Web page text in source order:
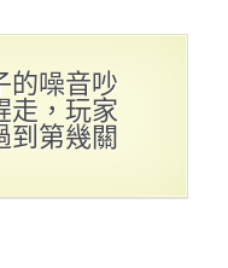
的噪音吵
走，玩家
到第幾關